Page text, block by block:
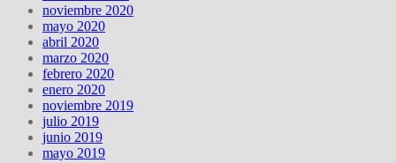
noviembre 2020
mayo 2020
abril 2020
marzo 2020
febrero 2020
enero 2020
noviembre 2019
julio 2019
junio 2019
mayo 2019